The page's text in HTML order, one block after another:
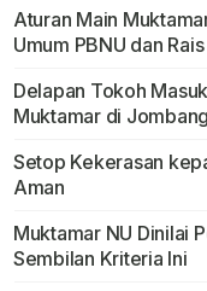
Aturan Main
Umum PBNU dan
Delapan Tokoh
Muktamar di
Setop Kekerasan
Aman
Muktamar NU Dinilai
Sembilan Kriteria Ini